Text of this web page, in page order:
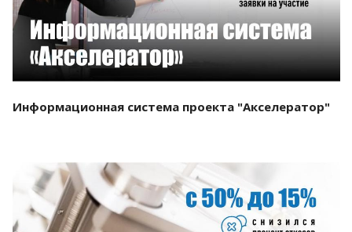
Информационная система проекта "Акселератор"